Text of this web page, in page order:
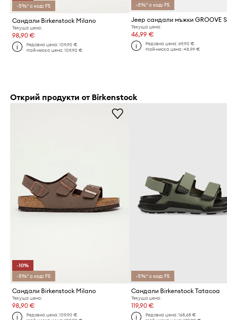
-5%* с код: FS
Сандали Birkenstock Milano
Текуща цена:
98,90 €
Редовна цена:109,90 €
Най-ниска цена:109,90 €
-5%* с код: FS
Текуща цена:
46,99 €
Редовна цена: 69,90 €
Най-ниска цена: 48,99 €
Открий продукти от Birkenstock
-10%
-5%* с код: FS
Сандали Birkenstock Milano
Текуща цена:
98,90 €
Редовна цена:109,90 €
-5%* с код: FS
Сандали Birkenstock Tatacoa
Текуща цена:
119,90 €
Редовна цена: 168,68 €